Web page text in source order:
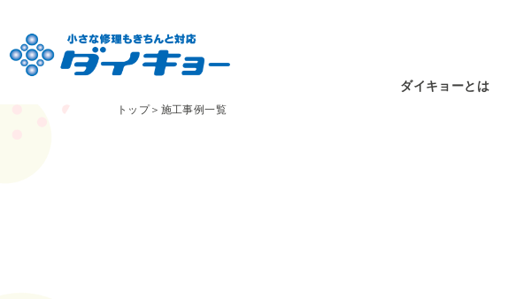
ダイキョーとは
トップ＞ 施工事例一覧